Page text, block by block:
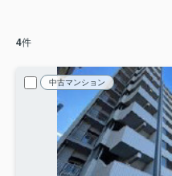
4件
中古マンション